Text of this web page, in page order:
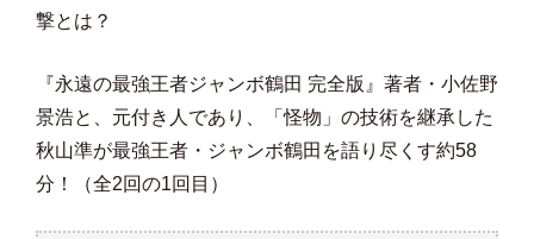
撃とは？
『永遠の最強王者ジャンボ鶴田 完全版』著者・小佐野
景浩と、元付き人であり、「怪物」の技術を継承した
秋山準が最強王者・ジャンボ鶴田を語り尽くす約58
分！（全2回の1回目）